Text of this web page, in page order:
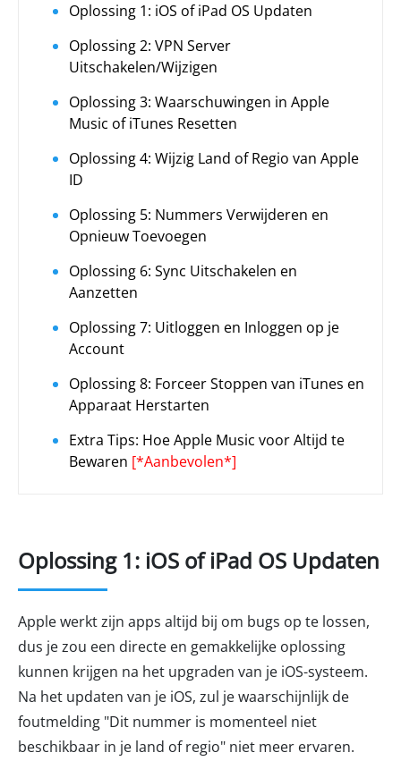
Oplossing 1: iOS of iPad OS Updaten
Oplossing 2: VPN Server
Uitschakelen/Wijzigen
Oplossing 3: Waarschuwingen in Apple
Music of iTunes Resetten
Oplossing 4: Wijzig Land of Regio van Apple
ID
Oplossing 5: Nummers Verwijderen en
Opnieuw Toevoegen
Oplossing 6: Sync Uitschakelen en
Aanzetten
Oplossing 7: Uitloggen en Inloggen op je
Account
Oplossing 8: Forceer Stoppen van iTunes en
Apparaat Herstarten
Extra Tips: Hoe Apple Music voor Altijd te
Bewaren [*Aanbevolen*]
Oplossing 1: iOS of iPad OS Updaten
Apple werkt zijn apps altijd bij om bugs op te lossen,
dus je zou een directe en gemakkelijke oplossing
kunnen krijgen na het upgraden van je iOS-systeem.
Na het updaten van je iOS, zul je waarschijnlijk de
foutmelding "Dit nummer is momenteel niet
beschikbaar in je land of regio" niet meer ervaren.